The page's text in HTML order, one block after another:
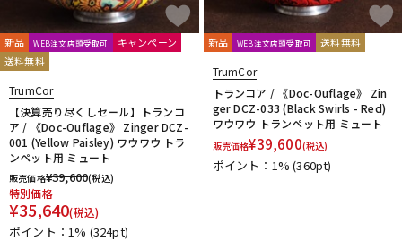
新品 WEB注文店頭受取可
キャンペーン
送料無料
TrumCor
【決算売り尽くしセール】トランコ
ア / 《Doc-Ouflage》 Zinger DCZ-
001 (Yellow Paisley) ワウワウ トラ
ンペット用 ミュート
販売価格¥39,600(税込)
特別価格
¥35,640(税込)
ポイント：1% (324pt)
新品 WEB注文店頭受取可 送料無料
TrumCor
トランコア / 《Doc-Ouflage》 Zin
ger DCZ-033 (Black Swirls - Red)
ワウワウ トランペット用 ミュート
販売価格¥39,600(税込)
ポイント：1%(360pt)